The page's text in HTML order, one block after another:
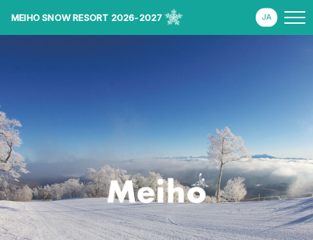
MEIHO SNOW RESORT 2026-2027